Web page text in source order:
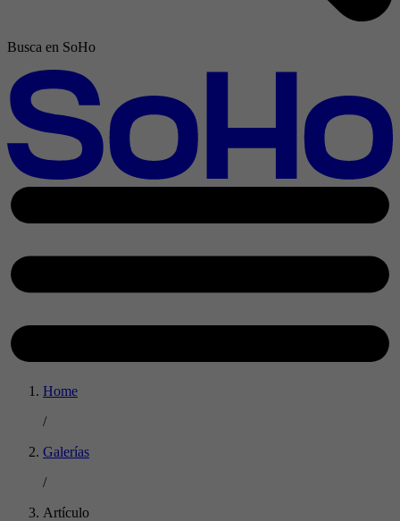
Busca en SoHo
Home
/
Galerías
/
Artículo